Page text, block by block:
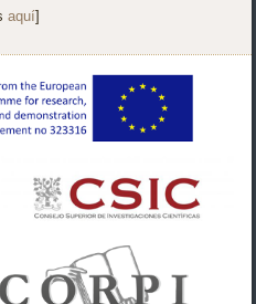
aquí]